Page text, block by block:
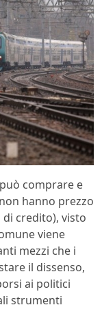
comprare e
hanno prezzo
credito), visto
viene
mezzi che i
il dissenso,
ai politici
strumenti